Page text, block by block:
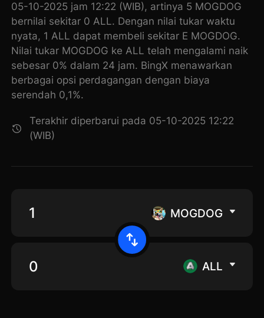
05-10-2025 jam 12:22 (WIB), artinya 5 MOGDOG
bernilai sekitar 0 ALL. Dengan nilai tukar waktu
nyata, 1 ALL dapat membeli sekitar E MOGDOG.
Nilai tukar MOGDOG ke ALL telah mengalami naik
sebesar 0% dalam 24 jam. BingX menawarkan
berbagai opsi perdagangan dengan biaya
serendah 0,1%.
Terakhir diperbarui pada 05-10-2025 12:22
(WIB)
MOGDOG
ALL